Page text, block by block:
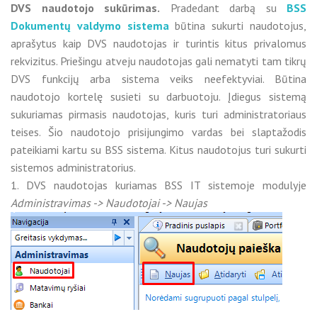
DVS naudotojo sukūrimas. Pradedant darbą su BSS
Dokumentų valdymo sistemabūtina sukurti naudotojus,
aprašytus kaip DVS naudotojas ir turintis kitus privalomus
rekvizitus. Priešingu atveju naudotojas gali nematyti tam tikrų
DVS funkcijų arba sistema veiks neefektyviai. Būtina
naudotojo kortelę susieti su darbuotoju. Įdiegus sistemą
sukuriamas pirmasis naudotojas, kuris turi administratoriaus
teises. Šio naudotojo prisijungimo vardas bei slaptažodis
pateikiami kartu su BSS sistema. Kitus naudotojus turi sukurti
sistemos administratorius.
1. DVS naudotojas kuriamas BSS IT sistemoje modulyje
Administravimas -> Naudotojai -> Naujas